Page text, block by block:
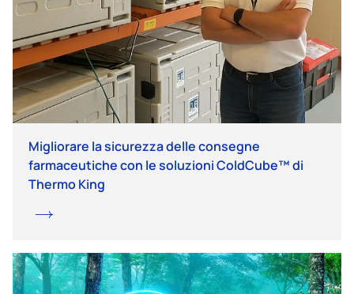
Migliorare la sicurezza delle consegne
farmaceutiche con le soluzioni ColdCube™ di
Thermo King